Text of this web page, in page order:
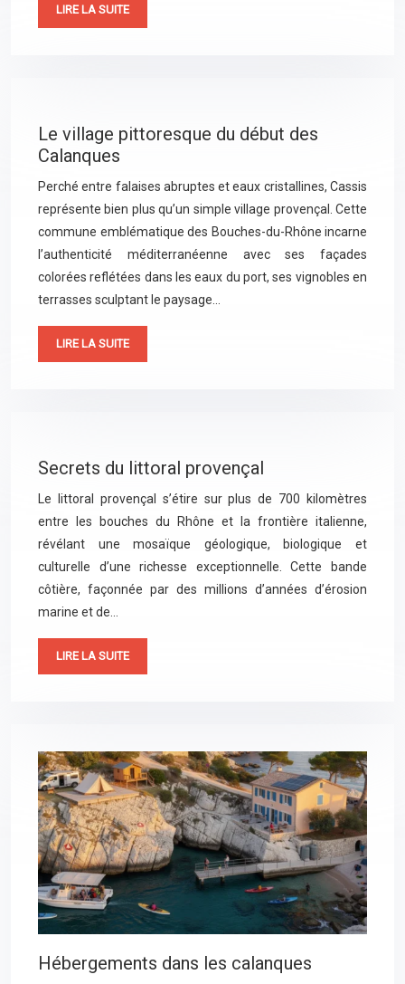
LIRE LA SUITE
Le village pittoresque du début des
Calanques
Perché entre falaises abruptes et eaux cristallines, Cassis
représente bien plus qu’un simple village provençal. Cette
commune emblématique des Bouches-du-Rhône incarne
l’authenticité méditerranéenne avec ses façades
colorées reflétées dans les eaux du port, ses vignobles en
terrasses sculptant le paysage…
LIRE LA SUITE
Secrets du littoral provençal
Le littoral provençal s’étire sur plus de 700 kilomètres
entre les bouches du Rhône et la frontière italienne,
révélant une mosaïque géologique, biologique et
culturelle d’une richesse exceptionnelle. Cette bande
côtière, façonnée par des millions d’années d’érosion
marine et de…
LIRE LA SUITE
Hébergements dans les calanques